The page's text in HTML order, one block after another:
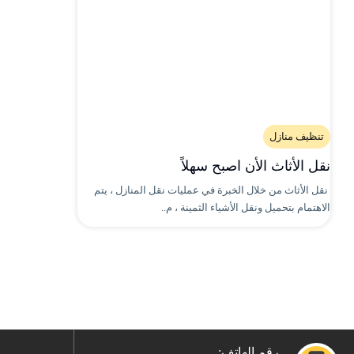
تنظيف منازل
نقل الأثاث الأن اصبح سهلاً
نقل الأثاث من خلال الخبرة في عمليات نقل المنازل ، يتم
الاهتمام بتحميل ونقل الأشياء الثمينة ، م..